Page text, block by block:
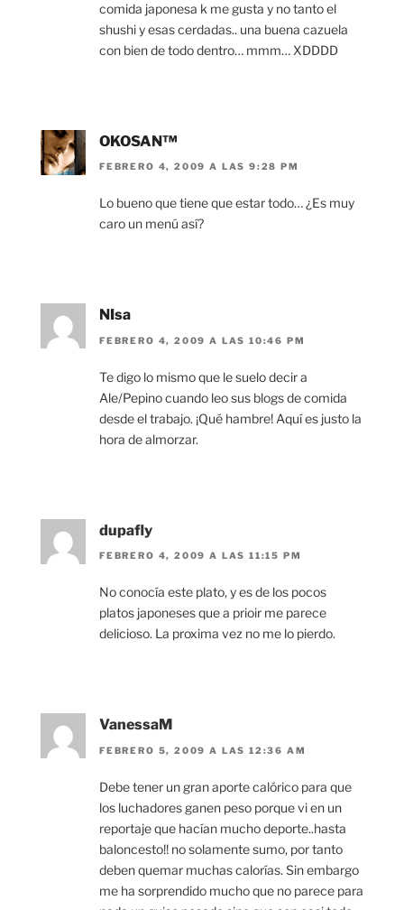
comida japonesa k me gusta y no tanto el
shushi y esas cerdadas.. una buena cazuela
con bien de todo dentro… mmm… XDDDD
OKOSAN™
FEBRERO 4, 2009 A LAS 9:28 PM
Lo bueno que tiene que estar todo… ¿Es muy
caro un menú así?
NIsa
FEBRERO 4, 2009 A LAS 10:46 PM
Te digo lo mismo que le suelo decir a
Ale/Pepino cuando leo sus blogs de comida
desde el trabajo. ¡Qué hambre! Aquí es justo la
hora de almorzar.
dupafly
FEBRERO 4, 2009 A LAS 11:15 PM
No conocía este plato, y es de los pocos
platos japoneses que a prioir me parece
delicioso. La proxima vez no me lo pierdo.
VanessaM
FEBRERO 5, 2009 A LAS 12:36 AM
Debe tener un gran aporte calórico para que
los luchadores ganen peso porque vi en un
reportaje que hacían mucho deporte..hasta
baloncesto!! no solamente sumo, por tanto
deben quemar muchas calorías. Sin embargo
me ha sorprendido mucho que no parece para